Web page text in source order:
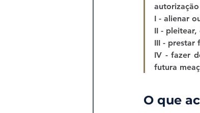
I - alienar
II - pleitear,
III - prestar
IV - fazer
futura
O que